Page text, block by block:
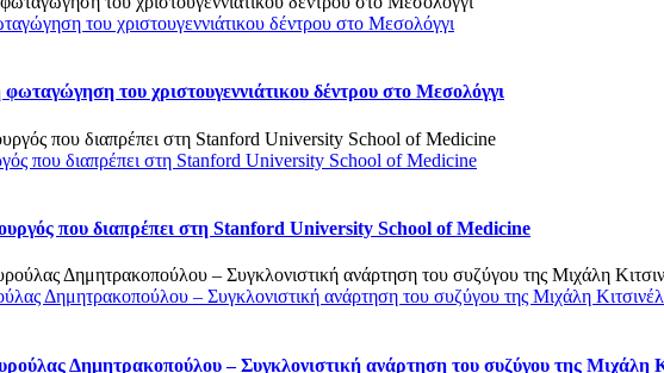
του χριστουγεννιάτικου δέντρου στο Μεσολόγγι
του χριστουγεννιάτικου δέντρου στο Μεσολόγγι
που διαπρέπει στη Stanford University School of Medicine
που διαπρέπει στη Stanford University School of Medicine
Δημητρακοπούλου – Συγκλονιστική ανάρτηση του συζύγου της Μιχάλη
Δημητρακοπούλου – Συγκλονιστική ανάρτηση του συζύγου της Μιχάλη